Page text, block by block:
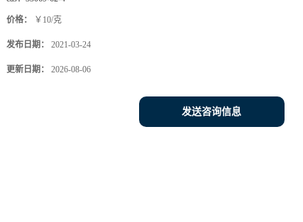
价格： ￥10/克
发布日期： 2021-03-24
更新日期： 2026-08-06
发送咨询信息